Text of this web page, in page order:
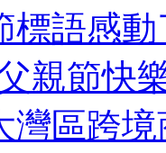
標語感
親節快
灣區跨